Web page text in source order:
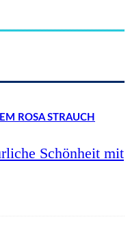
Schönheit mit